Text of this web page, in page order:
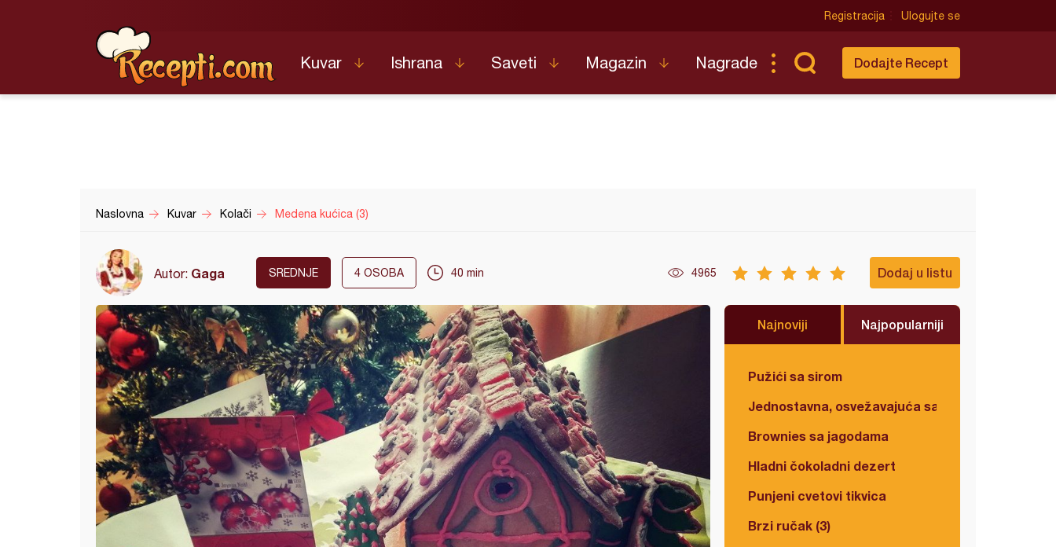
Registracija Ulogujte se
Kuvar Ishrana Saveti Magazin Nagrade Dodajte Recept
Naslovna Kuvar Kolači Medena kućica (3)
Autor: Gaga SREDNJE 4 OSOBA 40 min 4965 Dodaj u listu
Najnoviji Najpopularniji
Pužići sa sirom
Jednostavna, osvežavajuća salata
Brownies sa jagodama
Hladni čokoladni dezert
Punjeni cvetovi tikvica
Brzi ručak (3)